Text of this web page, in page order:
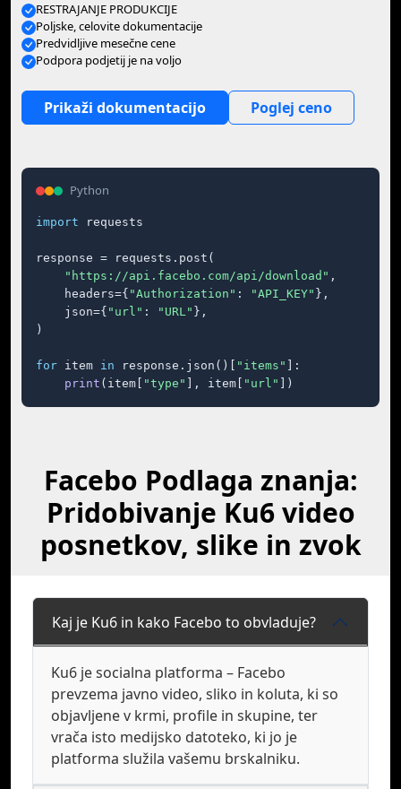
RESTRAJANJE PRODUKCIJE
Poljske, celovite dokumentacije
Predvidljive mesečne cene
Podpora podjetij je na voljo
Prikaži dokumentacijo Poglej ceno
Python
import requests
response = requests.post(
"https://api.facebo.com/api/download" ,
    headers={
"Authorization" : "API_KEY" },
    json={
"url" : "URL" },
)
for item in response.json()[ "items"
]:
print (item[ "type" ], item[ "url" ])
Facebo Podlaga znanja:
Pridobivanje Ku6 video
posnetkov, slike in zvok
Kaj je Ku6 in kako Facebo to obvladuje?
Ku6 je socialna platforma – Facebo
prevzema javno video, sliko in koluta, ki so
objavljene v krmi, profile in skupine, ter
vrača isto medijsko datoteko, ki jo je
platforma služila vašemu brskalniku.